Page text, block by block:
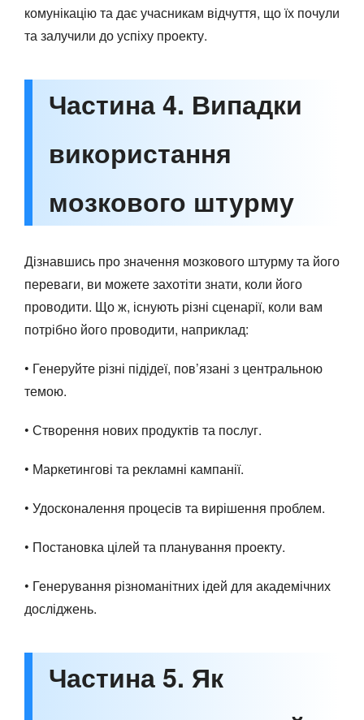
комунікацію та дає учасникам відчуття, що їх почули
та залучили до успіху проекту.
Частина 4. Випадки
використання
мозкового штурму
Дізнавшись про значення мозкового штурму та його
переваги, ви можете захотіти знати, коли його
проводити. Що ж, існують різні сценарії, коли вам
потрібно його проводити, наприклад:
• Генеруйте різні підідеї, пов’язані з центральною
темою.
• Створення нових продуктів та послуг.
• Маркетингові та рекламні кампанії.
• Удосконалення процесів та вирішення проблем.
• Постановка цілей та планування проекту.
• Генерування різноманітних ідей для академічних
досліджень.
Частина 5. Як